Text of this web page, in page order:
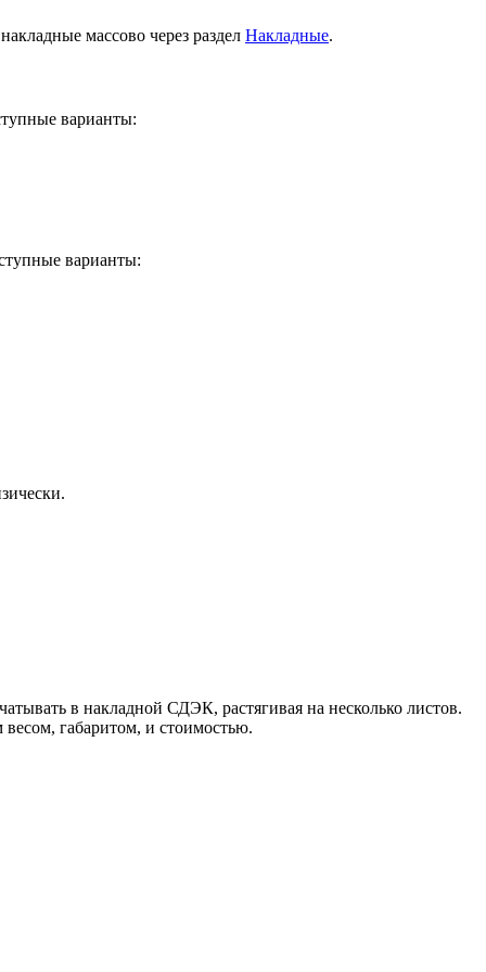
массово через раздел Накладные.
варианты:
варианты:
в накладной СДЭК, растягивая на несколько листов.
габаритом, и стоимостью.